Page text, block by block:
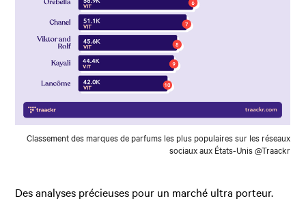
Classement des marques de parfums les plus populaires sur les réseaux
sociaux aux États-Unis @Traackr
Des analyses précieuses pour un marché ultra porteur.